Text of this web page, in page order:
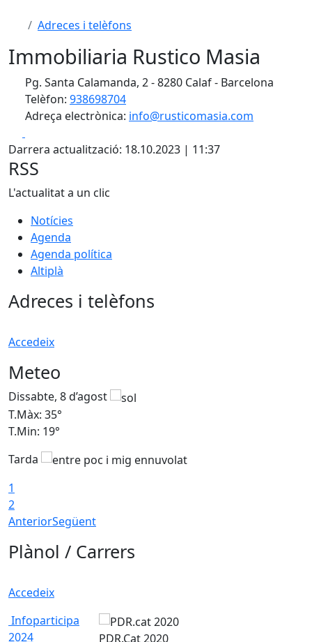
Adreces i telèfons
Immobiliaria Rustico Masia
Pg. Santa Calamanda, 2 - 8280 Calaf - Barcelona
Telèfon: 938698704
Adreça electrònica: info@rusticomasia.com
Darrera actualització: 18.10.2023 | 11:37
RSS
L'actualitat a un clic
Notícies
Agenda
Agenda política
Altiplà
Adreces i telèfons
Accedeix
Meteo
Dissabte, 8 d’agost
T.Màx: 35°
T.Min: 19°
Tarda
1
2
AnteriorSegüent
Plànol / Carrers
Accedeix
Infoparticipa
2024
PDR.Cat 2020